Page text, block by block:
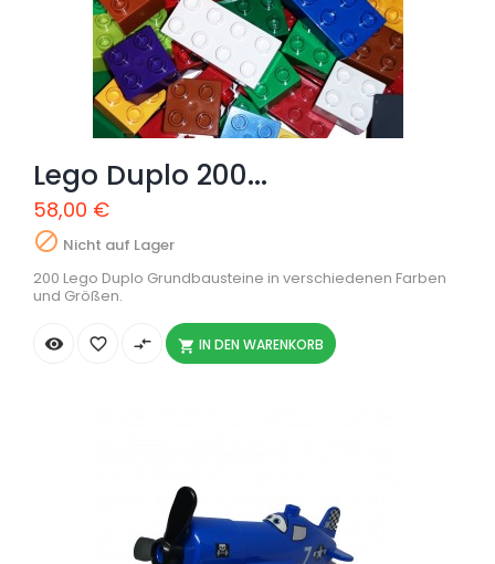
Lego Duplo 200...
58,00 €
 Nicht auf Lager
200 Lego Duplo Grundbausteine in verschiedenen Farben
und Größen.
  compare_arrows  IN DEN WARENKORB